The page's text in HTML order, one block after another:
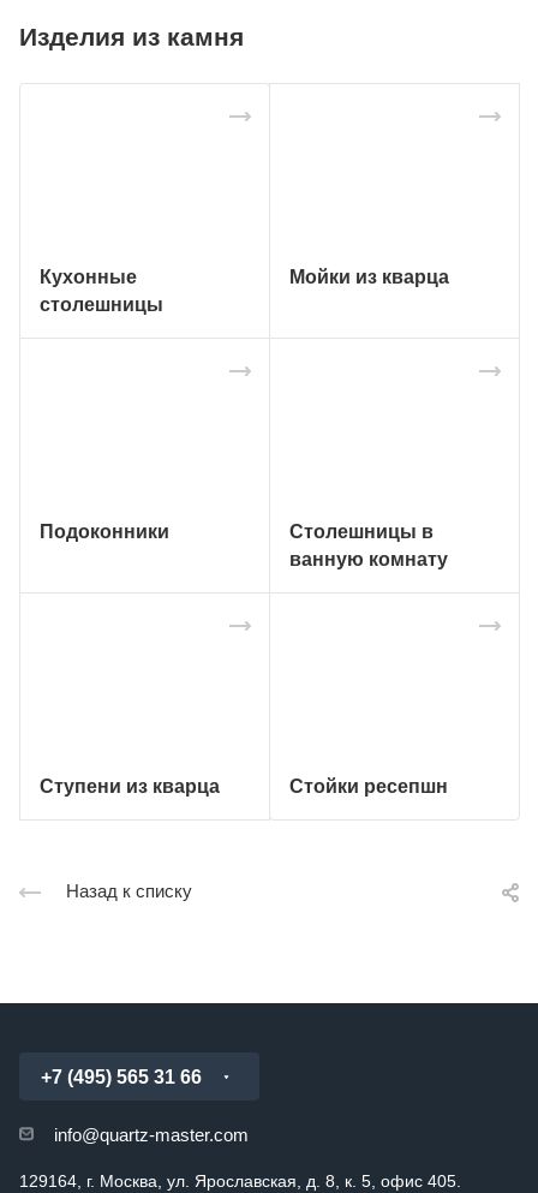
Изделия из камня
Кухонные
столешницы
Мойки из кварца
Подоконники
Столешницы в
ванную комнату
Ступени из кварца Стойки ресепшн
Назад к списку
+7 (495) 565 31 66
info@quartz-master.com
129164, г. Москва, ул. Ярославская, д. 8, к. 5, офис 405.